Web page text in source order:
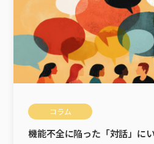
コラム
機能不全に陥った「対話」に